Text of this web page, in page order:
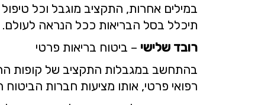
במילים אחרות, התקציב מוגבל וכל
תיכלל בסל הבריאות ככל הנראה לעולם.
רובד שלישי – ביטוח בריאות פרטי
בהתחשב במגבלות התקציב של קופות
רפואי פרטי, אותו מציעות חברות הביטוח